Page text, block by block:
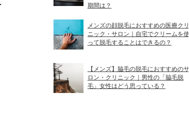
期間は？
メンズの顔脱毛におすすめの医療クリ
ニック・サロン｜自宅でクリームを使
って脱毛することはできるの？
【メンズ】脇毛の脱毛におすすめのサ
ロン・クリニック｜男性の「脇毛脱
毛」女性はどう思っている？